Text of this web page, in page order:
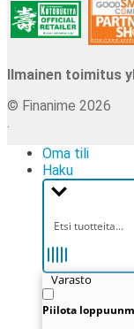
Ilmainen toimitus
© Finanime 2026
Oma tili
Haku
Varasto
Piilota